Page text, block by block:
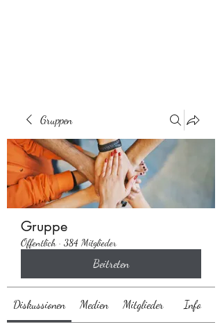
Gruppen
Gruppe
Öffentlich · 384 Mitglieder
Beitreten
Diskussionen Medien Mitglieder Info